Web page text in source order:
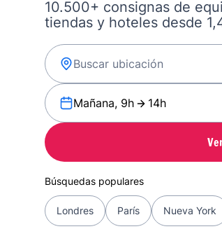
10.500+ consignas de
tiendas y hoteles desde
Mañana, 9h 14h
Búsquedas populares
Londres París Nueva York